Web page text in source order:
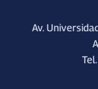
Av.